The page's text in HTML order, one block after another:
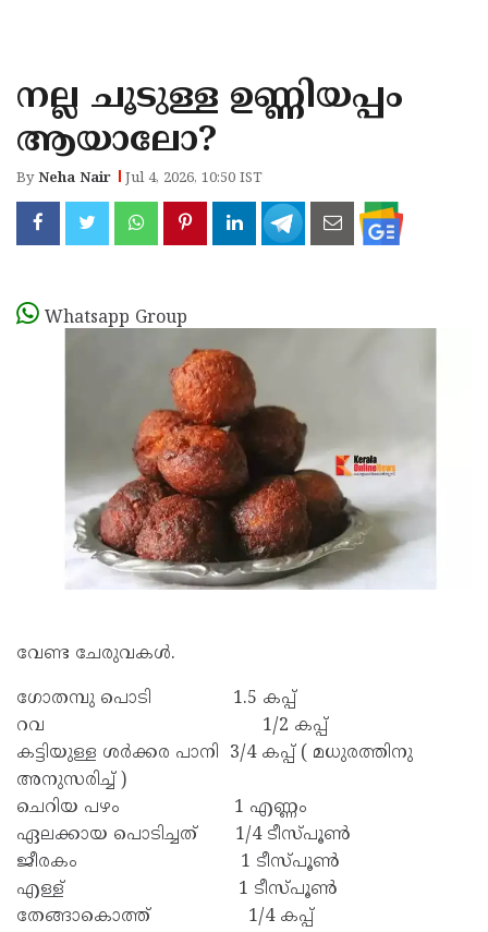
KANNUR
KASARAGOD
നല്ല ചൂടുള്ള ഉണ്ണിയപ്പം
ആയാലോ?
ByNeha Nair Jul 4, 2026, 10:50 IST
Whatsapp Group
വേണ്ട ചേരുവകൾ.
ഗോതമ്പു പൊടി 1.5 കപ്പ്‌
റവ 1/2 കപ്പ്‌
കട്ടിയുള്ള ശർക്കര പാനി 3/4 കപ്പ്‌ ( മധുരത്തിനു
അനുസരിച്ച് )
ചെറിയ പഴം 1 എണ്ണം
ഏലക്കായ പൊടിച്ചത് 1/4 ടീസ്പൂൺ
ജീരകം 1 ടീസ്പൂൺ
എള്ള് 1 ടീസ്പൂൺ
തേങ്ങാകൊത്ത് 1/4 കപ്പ്‌